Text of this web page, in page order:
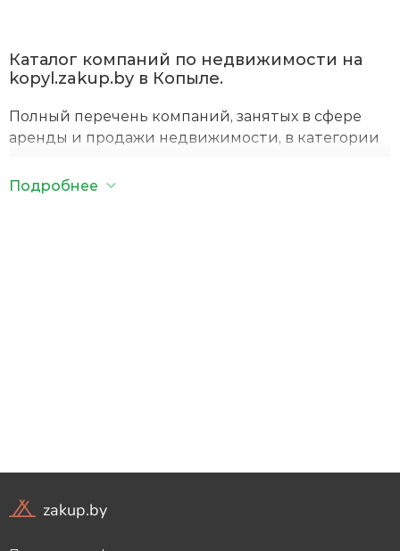
Каталог компаний по недвижимости на
kopyl.zakup.by в Копыле.
Полный перечень компаний, занятых в сфере
аренды и продажи недвижимости, в категории
Подробная информация о каждой фирме в
Подробнее
zakup.by